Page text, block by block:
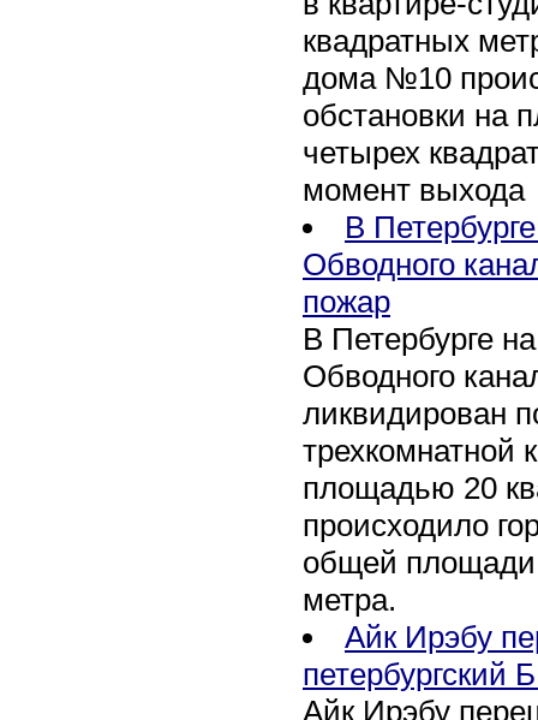
квадратных
дома №10
обстановки на
четырех
момент выхода
В
Обводного
пожар
В Петербурге
Обводного
ликвидирован
трехкомнатной
площадью 20
происходило
общей площади
метра.
Айк Ирэбу
петербургский
Айк Ирэбу